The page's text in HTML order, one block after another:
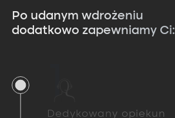
Po udanym wdrożeniu
dodatkowo zapewniamy Ci:
Dedykowany opiekun